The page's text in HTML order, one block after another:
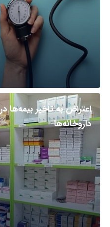
اعتراض به تأخیر بیمه‌ها
داروخانه‌ها